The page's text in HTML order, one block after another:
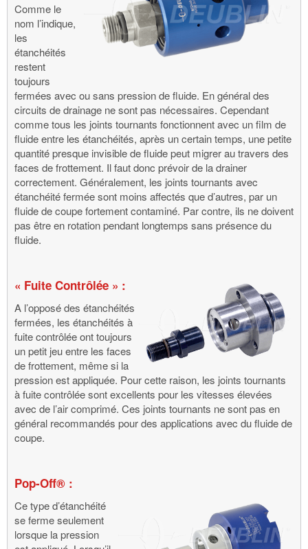
Comme le
nom l’indique,
les
étanchéités
restent
toujours
fermées avec ou sans pression de fluide. En général des
circuits de drainage ne sont pas nécessaires. Cependant
comme tous les joints tournants fonctionnent avec un film de
fluide entre les étanchéités, après un certain temps, une petite
quantité presque invisible de fluide peut migrer au travers des
faces de frottement. Il faut donc prévoir de la drainer
correctement. Généralement, les joints tournants avec
étanchéité fermée sont moins affectés que d’autres, par un
fluide de coupe fortement contaminé. Par contre, ils ne doivent
pas être en rotation pendant longtemps sans présence du
fluide.
« Fuite Contrôlée » :
A l’opposé des étanchéités
fermées, les étanchéités à
fuite contrôlée ont toujours
un petit jeu entre les faces
de frottement, même si la
pression est appliquée. Pour cette raison, les joints tournants
à fuite contrôlée sont excellents pour les vitesses élevées
avec de l’air comprimé. Ces joints tournants ne sont pas en
général recommandés pour des applications avec du fluide de
coupe.
Pop-Off® :
Ce type d’étanchéité
se ferme seulement
lorsque la pression